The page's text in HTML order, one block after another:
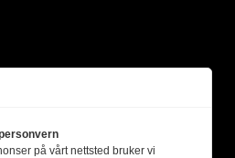
på vårt nettsted bruker vi